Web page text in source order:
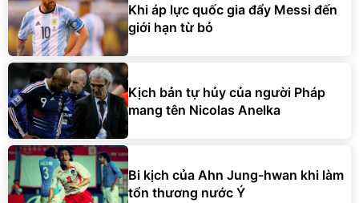
Khi áp lực quốc gia đẩy Messi đến
giới hạn từ bỏ
Kịch bản tự hủy của người Pháp
mang tên Nicolas Anelka
Bi kịch của Ahn Jung-hwan khi làm
tổn thương nước Ý